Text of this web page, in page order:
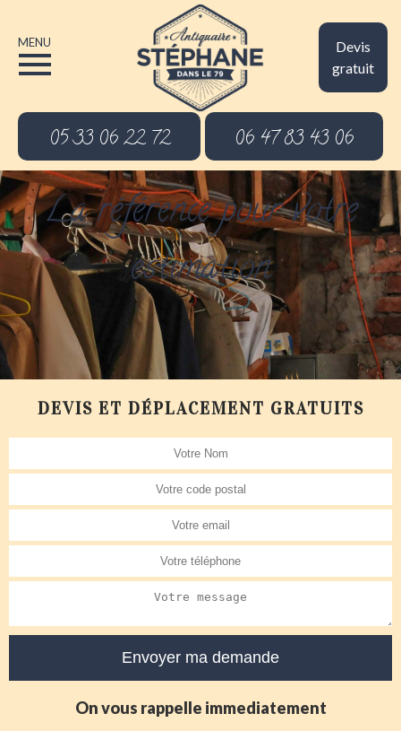
Devis
gratuit
MENU
05 33 06 22 72 06 47 83 43 06
La référence pour votre
estimation
DEVIS ET DÉPLACEMENT GRATUITS
On vous rappelle immediatement